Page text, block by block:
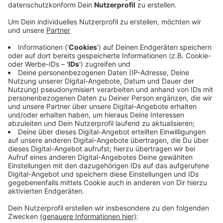
Anzeige
Über Wege aus der Krise spricht heute der
Jugendhilfe-Ausschuss. Laut Stadt fehlen für alle 46
Kitas in Krefeld mehr als 24 Vollzeitkräfte. Viele
Träger versuchen bereits mit Vergünstigungen und
Angeboten auf den Fachkräftemangel zu reagieren.
Das sorge allerdings dafür, dass sie sich die Träger
gegenseitig die Bewerber wegnehmen würden, heißt
es. Die Stadt Krefeld arbeitet aber schon mit
mehreren Maßnahmen gegen den Fachkräftemangel.
Heute Abend sollen aber noch weitere Vorschläge
gesucht werden, um die Lage in der Branche schnellst
möglichst zu verbessern.
Anzeige